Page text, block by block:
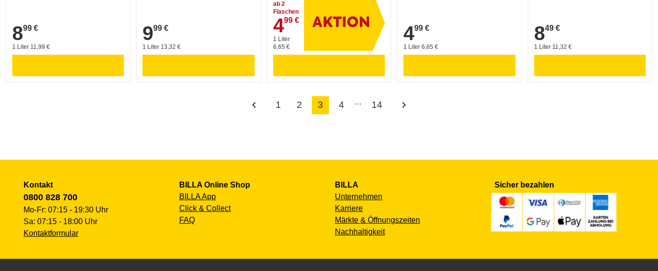
8,99 €
899 €
1 Liter 11,99 €
9,99 €
999 €
1 Liter 13,32 €
ab 2
Flaschen
4,99 €
499 €
1 Liter
6,65 €
4,99 €
499 €
1 Liter 6,65 €
8,49 €
849 €
1 Liter 11,32 €
chevron_left 1 2 3 4 … 14 chevron_right
Kontakt
0800 828 700
Mo-Fr: 07:15 - 19:30 Uhr
Sa: 07:15 - 18:00 Uhr
Kontaktformular
BILLA Online Shop
BILLA App
Click & Collect
FAQ
BILLA
Unternehmen
Karriere
Märkte & Öffnungszeiten
Nachhaltigkeit
Sicher bezahlen